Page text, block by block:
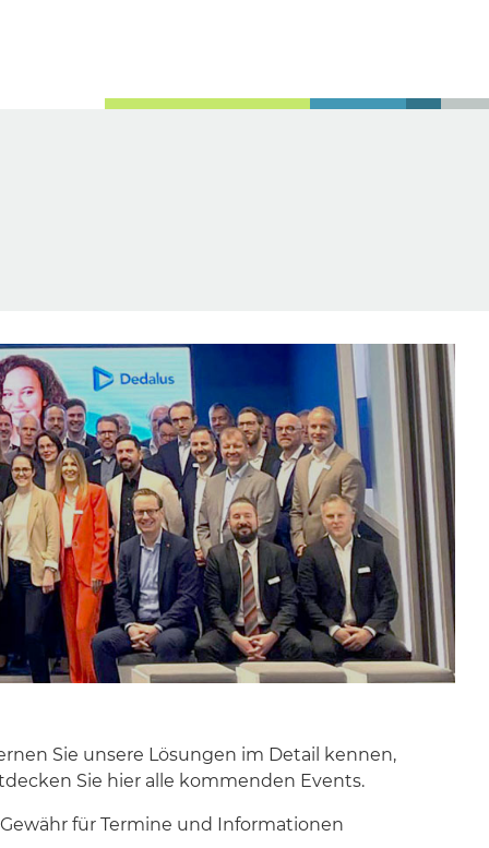
Sie unsere Lösungen im Detail kennen,
Sie hier alle kommenden Events.
für Termine und Informationen